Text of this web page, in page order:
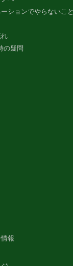
ションでやらないこと
の疑問
報